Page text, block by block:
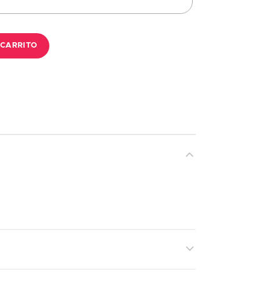
, alstromelias, eucalipto y verdes.(colores a elegir según